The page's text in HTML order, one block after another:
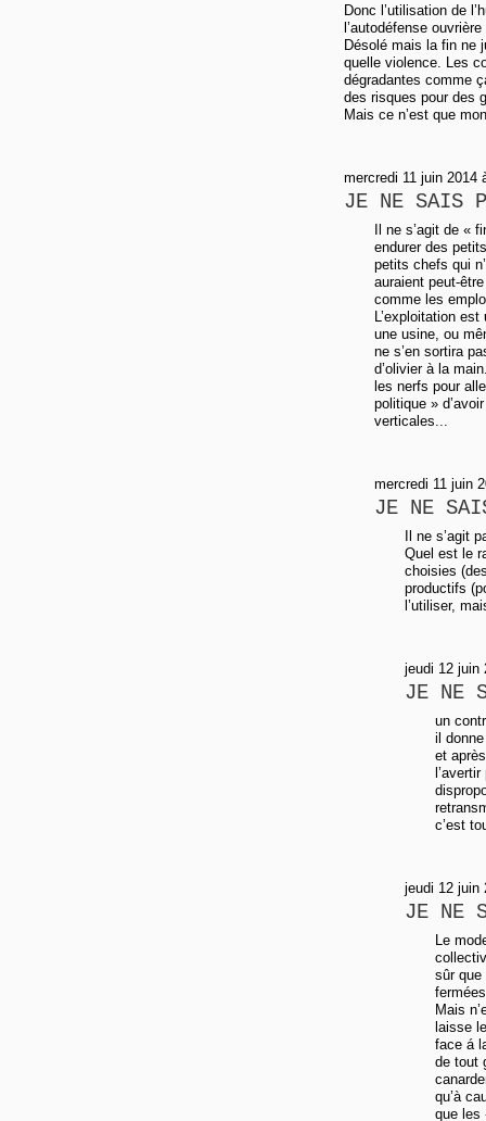
Donc l’utilisation de
l’autodéfense ouvrière
Désolé mais la fin ne
quelle violence. Les
dégradantes comme
des risques pour des
Mais ce n’est que
mercredi 11 juin 2014
JE NE SAIS
Il ne s’agit de «
endurer des
petits chefs qui
auraient peut-
comme les
L’exploitation
une usine, ou
ne s’en sortira
d’olivier à la
les nerfs pour
politique »
verticales...
mercredi 11 juin
JE NE
Il ne s’agit
Quel est le
choisies
productifs
l’utiliser,
jeudi 12 juin
JE NE
un
il
et
c’est
jeudi 12 juin
JE NE
Le
sûr que
Mais
laisse
face á
de tout
qu’à
que les